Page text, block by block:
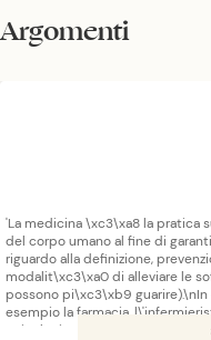
Argomenti
'La medicina \xc3\xa8 la pratica
del corpo umano al fine di
riguardo alla definizione,
modalit\xc3\xa0 di alleviare le
possono pi\xc3\xb9
esempio la farmacia,
psicologia e la bioingegneria,